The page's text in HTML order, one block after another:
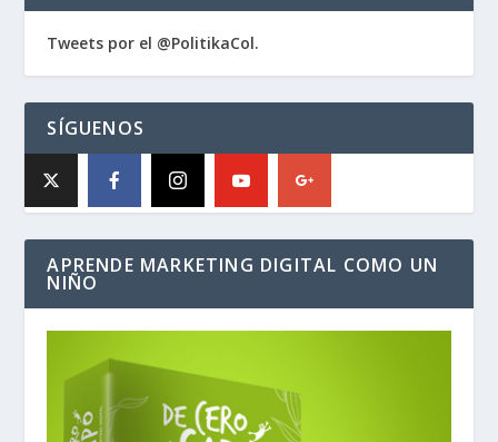
Tweets por el @PolitikaCol.
SÍGUENOS
APRENDE MARKETING DIGITAL COMO UN
NIÑO